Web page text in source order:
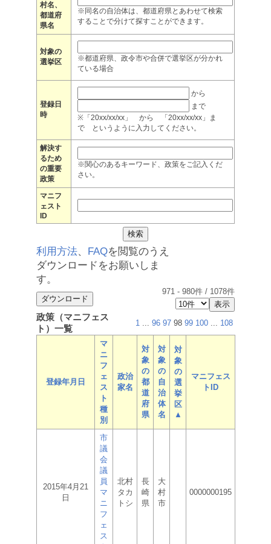
村名、
都道府
県名
※同名の自治体は、都道府県とあわせて検索
することで分けて探すことができます。
対象の
選挙区
※都道府県、政令市や合併で選挙区が分かれ
ている場合
登録日
時
から
まで
※「20xx/xx/xx」 から 「20xx/xx/xx」ま
で というように入力してください。
解決す
るため
の重要
政策
※関心のあるキーワード、政策をご記入くだ
さい。
マニフ
ェスト
ID
利用方法、 FAQを閲覧のうえ
ダウンロードをお願いしま
す。
971 - 980件 / 1078件
政策（マニフェス
ト）一覧
1 ... 96 97 98 99 100 ... 108
登録年月日
マ
ニ
フ
ェ
ス
ト
種
別
政治
家名
対
象
の
都
道
府
県
対
象
の
自
治
体
名
対
象
の
選
挙
区
▲
マニフェス
トID
2015年4月21
日
市
議
会
議
員
マ
ニ
フ
ェ
ス
北村
タカ
トシ
長
崎
県
大
村
市
0000000195